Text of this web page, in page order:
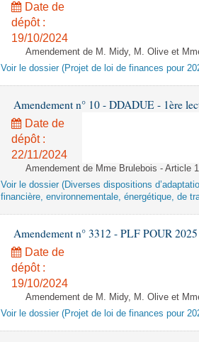
Date de
dépôt :
19/10/2024
Amendement de M. Midy, M. Olive et
Voir le dossier (Projet de loi de finances pour
Amendement n° 10 - DDADUE - 1ère
Date de
dépôt :
22/11/2024
Amendement de Mme Brulebois - Article
Voir le dossier (Diverses dispositions
financière, environnementale, énergétique, de
Amendement n° 3312 - PLF POUR
Date de
dépôt :
19/10/2024
Amendement de M. Midy, M. Olive et
Voir le dossier (Projet de loi de finances pour